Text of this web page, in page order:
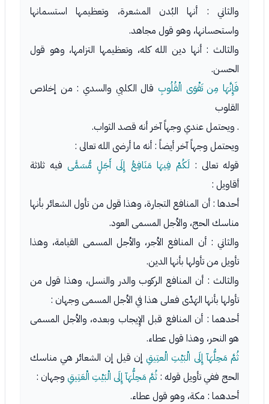
والثاني : أنها البُدن المشعرة، وتعظيمها استسمانها
واستحسانها، وهو قول مجاهد.
والثالث : أنها دين الله كله، وتعظيمها التزامها، وهو قول
الحسن.
فَإِنَّهَا مِن تَقْوَى الْقُلُوبِ قال الكلبي والسدي : من إخلاص
القلوب
. ويحتمل عندي وجهاً آخر أنه قصد الثواب.
ويحتمل وجهاً آخر أيضاً : أنه ما أرضى الله تعالى :
قوله تعالى : لَكُمْ فِيهَا مَنَافِعُ إِلَى أَجَلٍ مُّسَمًّى فيه ثلاثة
أقاويل :
أحدها : أن المنافع التجارة، وهذا قول من تأول الشعائر بأنها
مناسك الحج، والأجل المسمى العود.
والثاني : أن المنافع الأجر، والأجل المسمى القيامة، وهذا
تأويل من تأولها بأنها الدين.
والثالث : أن المنافع الركوب والدر والنسل، وهذا قول من
تأولها بأنها الهَدْى فعلى هذا في الأجل المسمى وجهان :
أحدهما : أن المنافع قبل الإِيجاب وبعده، والأجل المسمى
هو النحر، وهذا قول عطاء.
ثُمَّ مَحِلُّهَآ إِلَى الْبَيْتِ الْعتِيقِ إن قيل إن الشعائر هي مناسك
الحج ففي تأويل قوله : ثُمَّ مَحِلُّهَآ إِلَى الْبَيْتِ الْعَتِيقِ وجهان :
أحدهما : مكة، وهو قول عطاء.